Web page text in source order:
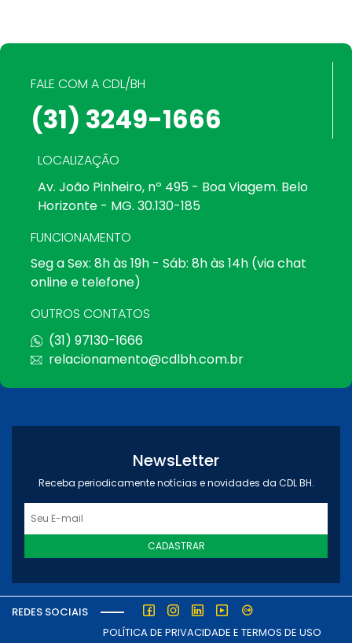
FALE COM A CDL/BH
(31) 3249-1666
LOCALIZAÇÃO
Av. João Pinheiro, nº 495 - Boa Viagem. Belo
Horizonte - MG. 30.130-185
FUNCIONAMENTO
Seg a Sex: 8h às 19h - Sáb: 8h às 14h (via chat
online e telefone)
OUTROS CONTATOS
(31) 97130-1666
relacionamento@cdlbh.com.br
NewsLetter
Receba periodicamente notícias e novidades da CDL BH.
CADASTRAR
REDES SOCIAIS
POLÍTICA DE PRIVACIDADE E TERMOS DE USO